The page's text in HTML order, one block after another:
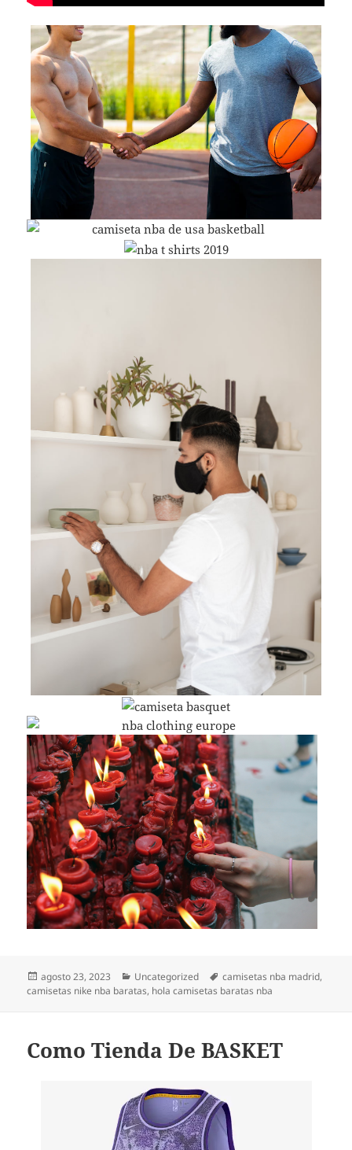
Publicado
el
agosto 23, 2023 Categorías
Uncategorized Etiquetas
camisetas nba madrid,
camisetas nike nba baratas, hola camisetas baratas nba
Como Tienda De BASKET